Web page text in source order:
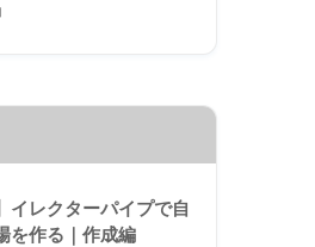
イレクターパイプで自
を作る｜作成編